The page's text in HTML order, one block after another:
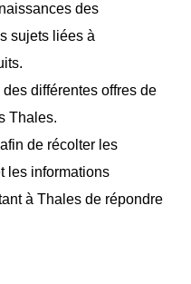
des
sujets liées à
différentes offres de
Thales.
de récolter les
les informations
à Thales de répondre